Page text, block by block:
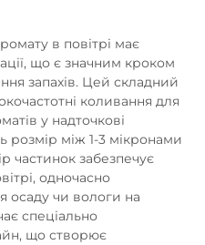
в повітрі має
що є значним кроком
запахів. Цей складний
коливання для
у надточкові
розмір між 1-3 мікронами
частинок забезпечує
одночасно
осаду чи вологи на
спеціально
що створює